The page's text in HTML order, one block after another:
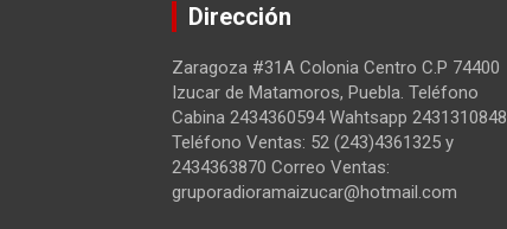
Dirección
Zaragoza #31A Colonia Centro C.P 74400
Izucar de Matamoros, Puebla. Teléfono
Cabina 2434360594 Wahtsapp 2431310848
Teléfono Ventas: 52 (243)4361325 y
2434363870 Correo Ventas:
gruporadioramaizucar@hotmail.com